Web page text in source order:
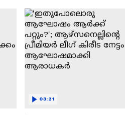
അവസാന ലോകകപ്പ്
03:21